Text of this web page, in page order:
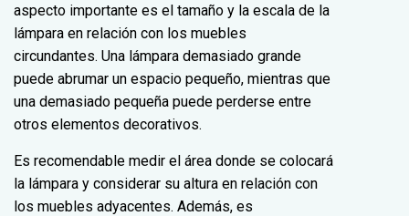
aspecto importante es el tamaño y la escala de la
lámpara en relación con los muebles
circundantes. Una lámpara demasiado grande
puede abrumar un espacio pequeño, mientras que
una demasiado pequeña puede perderse entre
otros elementos decorativos.
Es recomendable medir el área donde se colocará
la lámpara y considerar su altura en relación con
los muebles adyacentes. Además, es